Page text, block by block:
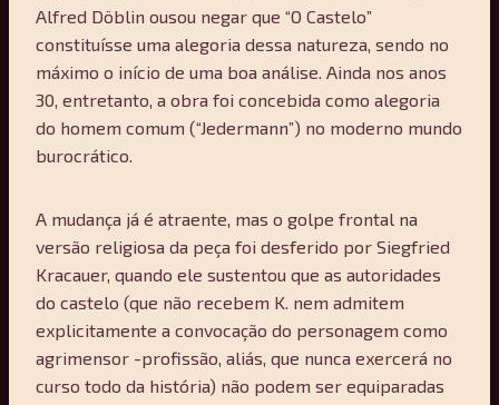
Alfred Döblin ousou negar que “O Castelo”
constituísse uma alegoria dessa natureza, sendo no
máximo o início de uma boa análise. Ainda nos anos
30, entretanto, a obra foi concebida como alegoria
do homem comum (“Jedermann”) no moderno mundo
burocrático.
A mudança já é atraente, mas o golpe frontal na
versão religiosa da peça foi desferido por Siegfried
Kracauer, quando ele sustentou que as autoridades
do castelo (que não recebem K. nem admitem
explicitamente a convocação do personagem como
agrimensor -profissão, aliás, que nunca exercerá no
curso todo da história) não podem ser equiparadas